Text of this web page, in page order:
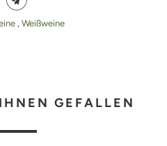
, Weißweine
GEFALLEN